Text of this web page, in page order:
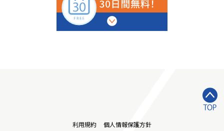
利用規約
個人情報保護方針